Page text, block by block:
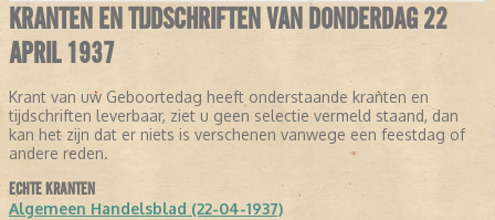
KRANTEN EN TIJDSCHRIFTEN VAN DONDERDAG 22
APRIL 1937
Krant van uw Geboortedag heeft onderstaande kranten en
tijdschriften leverbaar, ziet u geen selectie vermeld staand, dan
kan het zijn dat er niets is verschenen vanwege een feestdag of
andere reden.
ECHTE KRANTEN
Algemeen Handelsblad (22-04-1937)